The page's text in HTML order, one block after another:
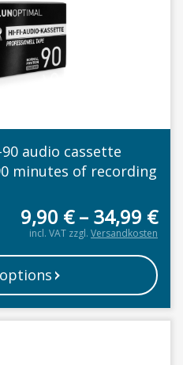
90 audio cassette
minutes of recording
9,90 €– 34,99 €
incl. VAT zzgl. Versandkosten
variants. The options may